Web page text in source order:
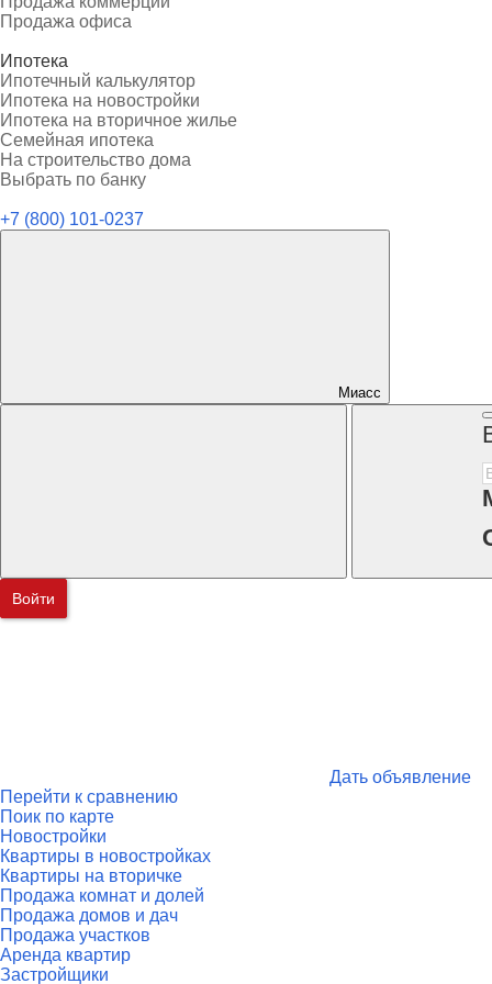
Продажа офиса
Ипотека
Ипотечный калькулятор
Ипотека на новостройки
Ипотека на вторичное жилье
Семейная ипотека
На строительство дома
Выбрать по банку
+7 (800) 101-0237
Миасс
Войти
Дать объявление
Перейти к сравнению
Поик по карте
Новостройки
Квартиры в новостройках
Квартиры на вторичке
Продажа комнат и долей
Продажа домов и дач
Продажа участков
Аренда квартир
Застройщики